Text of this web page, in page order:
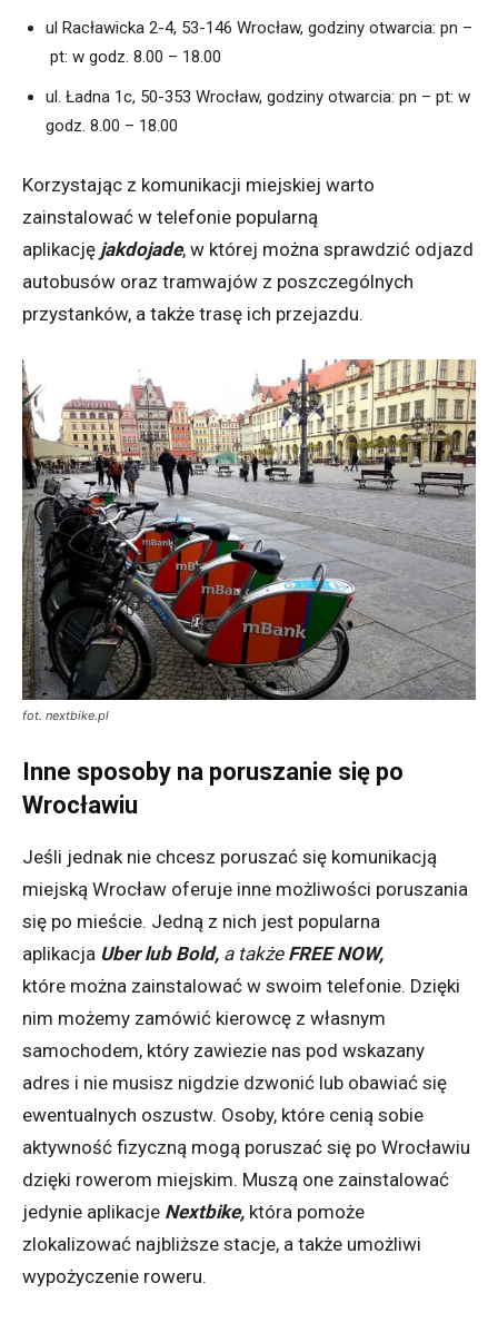
ul Racławicka 2-4, 53-146 Wrocław, godziny otwarcia: pn –
pt: w godz. 8.00 – 18.00
ul. Ładna 1c, 50-353 Wrocław, godziny otwarcia: pn – pt: w
godz. 8.00 – 18.00
Korzystając z komunikacji miejskiej warto
zainstalować w telefonie popularną
aplikację jakdojade, w której można sprawdzić odjazd
autobusów oraz tramwajów z poszczególnych
przystanków, a także trasę ich przejazdu.
fot. nextbike.pl
Inne sposoby na poruszanie się po
Wrocławiu
Jeśli jednak nie chcesz poruszać się komunikacją
miejską Wrocław oferuje inne możliwości poruszania
się po mieście. Jedną z nich jest popularna
aplikacja Uberlub Bold, a także FREE NOW,
które można zainstalować w swoim telefonie. Dzięki
nim możemy zamówić kierowcę z własnym
samochodem, który zawiezie nas pod wskazany
adres i nie musisz nigdzie dzwonić lub obawiać się
ewentualnych oszustw. Osoby, które cenią sobie
aktywność fizyczną mogą poruszać się po Wrocławiu
dzięki rowerom miejskim. Muszą one zainstalować
jedynie aplikacje Nextbike, która pomoże
zlokalizować najbliższe stacje, a także umożliwi
wypożyczenie roweru.